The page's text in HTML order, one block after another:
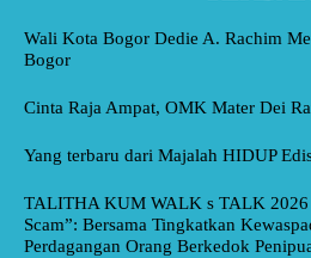
Wali Kota Bogor Dedie A. Rachim
Bogor
Cinta Raja Ampat, OMK Mater Dei
Yang terbaru dari Majalah HIDUP
TALITHA KUM WALK s TALK 2026
Scam”: Bersama Tingkatkan
Perdagangan Orang Berkedok